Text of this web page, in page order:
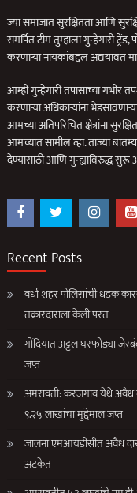
ज्या समाजात सुरक्षितता आणि
समर्पित टीम तुम्हाला गुन्हेगारी
करणार्‍या नायकांबद्दल अद्ययावत
आम्ही गुन्हेगारी तपासाच्या गंभीर
करणार्‍या अधिकार्‍यांना
आमच्या अतिपरिचित क्षेत्रांना
आमच्यात सामील व्हा. ताज्या
देण्यासाठी आणि गुन्ह्याविरुद्ध
Recent Posts
वर्धा शहर पोलिसांची धडक
तक्रारदाराला केली परत
गोंदियात अट्टल घरफोड्या
जप्त
अमरावती: करजगाव येथे अवैध
९.२५ लाखांचा मुद्देमाल जप्त
जालना एमआयडीसीत अवैध
अटकेत